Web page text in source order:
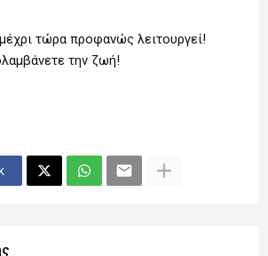
τώρα προφανώς λειτουργεί!
την ζωή!